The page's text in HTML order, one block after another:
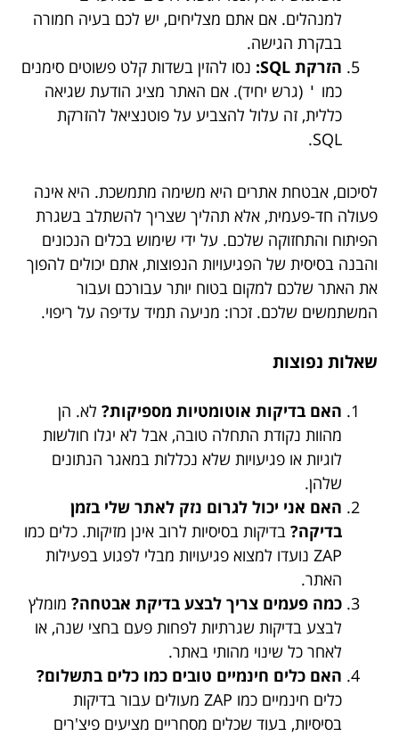
למנהלים. אם אתם מצליחים, יש לכם בעיה חמורה
בבקרת הגישה.
הזרקת SQL:
נסו להזין בשדות קלט פשוטים סימנים
כמו ' (גרש יחיד). אם האתר מציג הודעת שגיאה
כללית, זה עלול להצביע על פוטנציאל להזרקת
SQL.
לסיכום, אבטחת אתרים היא משימה מתמשכת. היא אינה
פעולה חד-פעמית, אלא תהליך שצריך להשתלב בשגרת
הפיתוח והתחזוקה שלכם. על ידי שימוש בכלים הנכונים
והבנה בסיסית של הפגיעויות הנפוצות, אתם יכולים להפוך
את האתר שלכם למקום בטוח יותר עבורכם ועבור
המשתמשים שלכם. זכרו: מניעה תמיד עדיפה על ריפוי.
שאלות נפוצות
האם בדיקות אוטומטיות מספיקות? לא. הן
מהוות נקודת התחלה טובה, אבל לא יגלו חולשות
לוגיות או פגיעויות שלא נכללות במאגר הנתונים
שלהן.
האם אני יכול לגרום נזק לאתר שלי בזמן
בדיקה? בדיקות בסיסיות לרוב אינן מזיקות. כלים כמו
ZAP נועדו למצוא פגיעויות מבלי לפגוע בפעילות
האתר.
כמה פעמים צריך לבצע בדיקת אבטחה? מומלץ
לבצע בדיקות שגרתיות לפחות פעם בחצי שנה, או
לאחר כל שינוי מהותי באתר.
האם כלים חינמיים טובים כמו כלים בתשלום?
כלים חינמיים כמו ZAP מעולים עבור בדיקות
בסיסיות, בעוד שכלים מסחריים מציעים פיצ'רים